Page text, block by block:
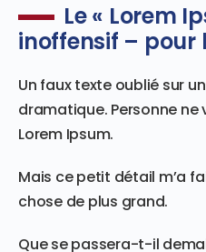
Le « Lorem
inoffensif – pour
Un faux texte oublié sur
dramatique. Personne ne
Lorem Ipsum.
Mais ce petit détail m’a
chose de plus grand.
Que se passera-t-il